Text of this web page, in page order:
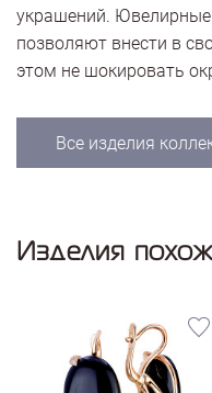
украшений.
позволяют внести в
этом не шокировать
Все изделия
Изделия